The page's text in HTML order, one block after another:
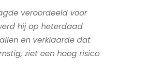
veroordeeld voor
hij op heterdaad
en verklaarde dat
ziet een hoog risico